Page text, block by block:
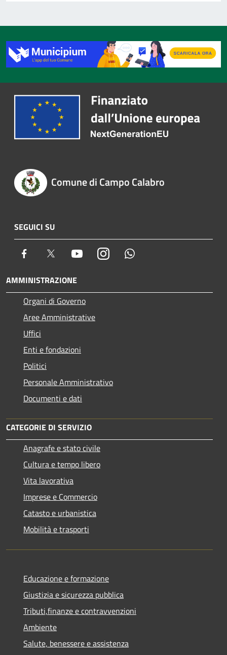
Comune di Campo Calabro
SEGUICI SU
Facebook Twitter YoutubeInstagram
AMMINISTRAZIONE
Organi di Governo
Aree Amministrative
Uffici
Enti e fondazioni
Politici
Personale Amministrativo
Documenti e dati
CATEGORIE DI SERVIZIO
Anagrafe e stato civile
Cultura e tempo libero
Vita lavorativa
Imprese e Commercio
Catasto e urbanistica
Mobilità e trasporti
Educazione e formazione
Giustizia e sicurezza pubblica
Tributi,finanze e contravvenzioni
Ambiente
Salute, benessere e assistenza